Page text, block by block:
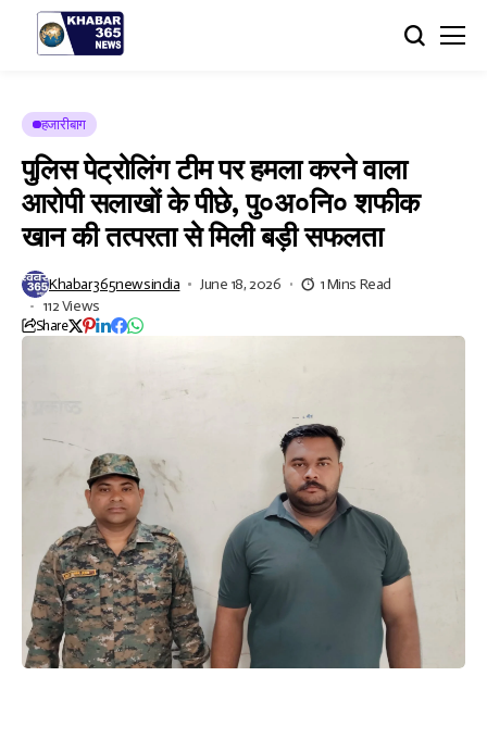
हजारीबाग
पुलिस पेट्रोलिंग टीम पर हमला करने वाला
आरोपी सलाखों के पीछे, पु०अ०नि० शफीक
खान की तत्परता से मिली बड़ी सफलता
Khabar365newsindia June 18, 2026
1 Mins Read
112 Views
Share